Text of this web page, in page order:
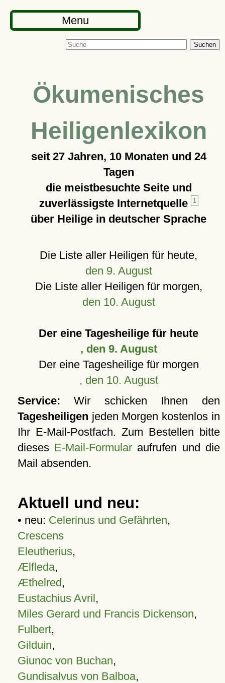
Menu
Suchen
Ökumenisches
Heiligenlexikon
seit 27 Jahren, 10 Monaten und 24
Tagen
die meistbesuchte Seite und
zuverlässigste Internetquelle
1
über Heilige in deutscher Sprache
Die Liste aller Heiligen für heute,
den 9. August
Die Liste aller Heiligen für morgen,
den 10. August
Der eine Tagesheilige für heute
, den 9. August
Der eine Tagesheilige für morgen
, den 10. August
Service: Wir schicken Ihnen den
Tagesheiligen jeden Morgen kostenlos in
Ihr E-Mail-Postfach. Zum Bestellen bitte
dieses E-Mail-Formular aufrufen und die
Mail absenden.
Aktuell und neu:
• neu: Celerinus und Gefährten,
Crescens
Eleutherius,
Ælfleda,
Æthelred,
Eustachius Avril,
Miles Gerard und Francis Dickenson,
Fulbert,
Gilduin,
Giunoc von Buchan,
Gundisalvus von Balboa,